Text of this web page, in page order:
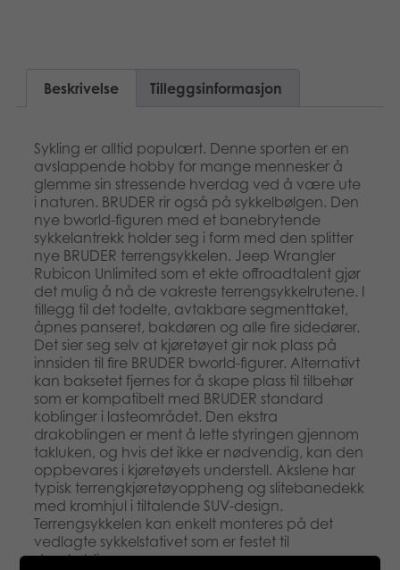
Beskrivelse Tilleggsinformasjon
Sykling er alltid populært. Denne sporten er en
avslappende hobby for mange mennesker å
glemme sin stressende hverdag ved å være ute
i naturen. BRUDER rir også på sykkelbølgen. Den
nye bworld-figuren med et banebrytende
sykkelantrekk holder seg i form med den splitter
nye BRUDER terrengsykkelen. Jeep Wrangler
Rubicon Unlimited som et ekte offroadtalent gjør
det mulig å nå de vakreste terrengsykkelrutene. I
tillegg til det todelte, avtakbare segmenttaket,
åpnes panseret, bakdøren og alle fire sidedører.
Det sier seg selv at kjøretøyet gir nok plass på
innsiden til fire BRUDER bworld-figurer. Alternativt
kan baksetet fjernes for å skape plass til tilbehør
som er kompatibelt med BRUDER standard
koblinger i lasteområdet. Den ekstra
drakoblingen er ment å lette styringen gjennom
takluken, og hvis det ikke er nødvendig, kan den
oppbevares i kjøretøyets understell. Akslene har
typisk terrengkjøretøyoppheng og slitebanedekk
med kromhjul i tiltalende SUV-design.
Terrengsykkelen kan enkelt monteres på det
vedlagte sykkelstativet som er festet til
dragkoblingen.